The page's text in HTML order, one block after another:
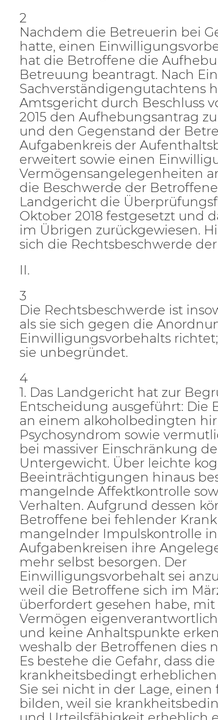
2
Nachdem die Betreuerin bei
hatte, einen
hat die Betroffene die
Betreuung beantragt. Nach
Sachverständigengutachtens
Amtsgericht durch Beschluss
2015 den Aufhebungsantrag
und den Gegenstand der
Aufgabenkreis der
erweitert sowie einen
Vermögensangelegenheiten
die Beschwerde der
Landgericht die
Oktober 2018 festgesetzt und
im Übrigen zurückgewiesen.
sich die Rechtsbeschwerde
II.
3
Die Rechtsbeschwerde ist
als sie sich gegen die
Einwilligungsvorbehalts
sie unbegründet.
4
1. Das Landgericht hat zur
Entscheidung ausgeführt: Die
an einem alkoholbedingten
Psychosyndrom sowie
bei massiver Einschränkung
Untergewicht. Über leichte
Beeinträchtigungen hinaus
mangelnde Affektkontrolle
Verhalten. Aufgrund dessen
Betroffene bei fehlender
mangelnder Impulskontrolle
Aufgabenkreisen ihre
mehr selbst besorgen. Der
Einwilligungsvorbehalt sei
weil die Betroffene sich im
überfordert gesehen habe,
Vermögen
und keine Anhaltspunkte
weshalb der Betroffenen dies
Es bestehe die Gefahr, dass
krankheitsbedingt
Sie sei nicht in der Lage,
bilden, weil sie